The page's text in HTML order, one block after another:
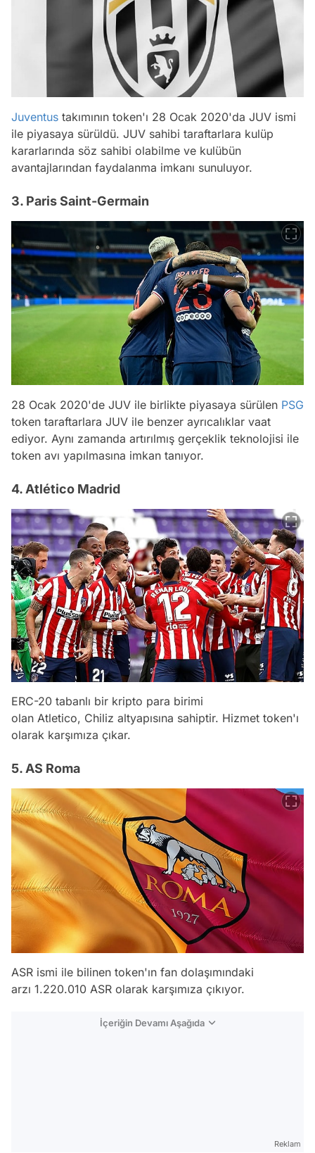
Juventus takımının token'ı 28 Ocak 2020'da JUV ismi
ile piyasaya sürüldü. JUV sahibi taraftarlara kulüp
kararlarında söz sahibi olabilme ve kulübün
avantajlarından faydalanma imkanı sunuluyor.
3. Paris Saint-Germain
28 Ocak 2020'de JUV ile birlikte piyasaya sürülen PSG
token taraftarlara JUV ile benzer ayrıcalıklar vaat
ediyor. Aynı zamanda artırılmış gerçeklik teknolojisi ile
token avı yapılmasına imkan tanıyor.
4. Atlético Madrid
ERC-20 tabanlı bir kripto para birimi
olan Atletico, Chiliz altyapısına sahiptir. Hizmet token'ı
olarak karşımıza çıkar.
5. AS Roma
ASR ismi ile bilinen token'ın fan dolaşımındaki
arzı 1.220.010 ASR olarak karşımıza çıkıyor.
İçeriğin Devamı Aşağıda
Reklam